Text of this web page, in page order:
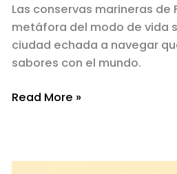
Las conservas marineras de
metáfora del modo de vida
ciudad echada a navegar
sabores con el mundo.
Bonanza
Read More »